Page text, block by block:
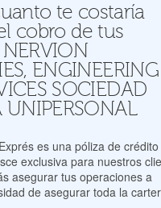
te costaría
cobro de tus
ENGINEERING
SOCIEDAD
UNIPERSONAL
es una póliza de crédito
exclusiva para nuestros
asegurar tus operaciones a
de asegurar toda la